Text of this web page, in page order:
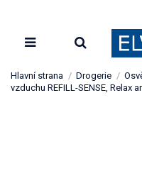
Hlavní strana Drogerie
vzduchu REFILL-SENSE, Relax